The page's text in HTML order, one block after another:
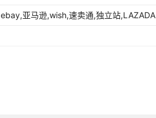
ebay,亚马逊,wish,速卖通,独立站,LAZADA